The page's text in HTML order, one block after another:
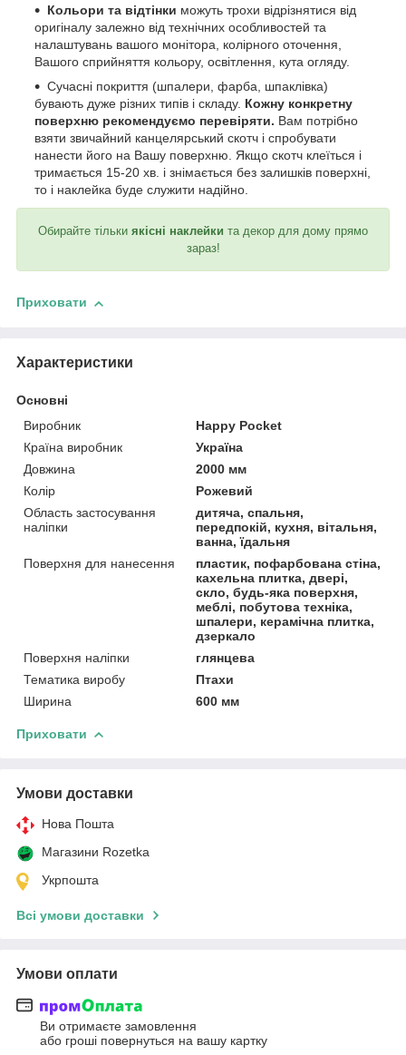
Кольори та відтінки можуть трохи відрізнятися від
оригіналу залежно від технічних особливостей та
налаштувань вашого монітора, колірного оточення,
Вашого сприйняття кольору, освітлення, кута огляду.
Сучасні покриття (шпалери, фарба, шпаклівка)
бувають дуже різних типів і складу. Кожну конкретну
поверхню рекомендуємо перевіряти. Вам потрібно
взяти звичайний канцелярський скотч і спробувати
нанести його на Вашу поверхню. Якщо скотч клеїться і
тримається 15-20 хв. і знімається без залишків поверхні,
то і наклейка буде служити надійно.
Обирайте тільки якісні наклейки та декор для дому прямо
зараз!
Приховати
Характеристики
Основні
Виробник
Happy Pocket
Країна виробник
Україна
Довжина
2000 мм
Колір
Рожевий
Область застосування
наліпки
дитяча, спальня,
передпокій, кухня, вітальня,
ванна, їдальня
Поверхня для нанесення
пластик, пофарбована стіна,
кахельна плитка, двері,
скло, будь-яка поверхня,
меблі, побутова техніка,
шпалери, керамічна плитка,
дзеркало
Поверхня наліпки
глянцева
Тематика виробу
Птахи
Ширина
600 мм
Приховати
Умови доставки
Нова Пошта
Магазини Rozetka
Укрпошта
Всі умови доставки
Умови оплати
Ви отримаєте замовлення
або гроші повернуться на вашу картку